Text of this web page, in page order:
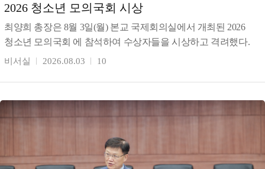
2026 청소년 모의국회 시상
최양희 총장은 8월 3일(월) 본교 국제회의실에서 개최된 2026
청소년 모의국회 에 참석하여 수상자들을 시상하고 격려했다.
강원일보가 주최(창간 80주년 기념)하고 한림대학교가
비서실 2026.08.03 10